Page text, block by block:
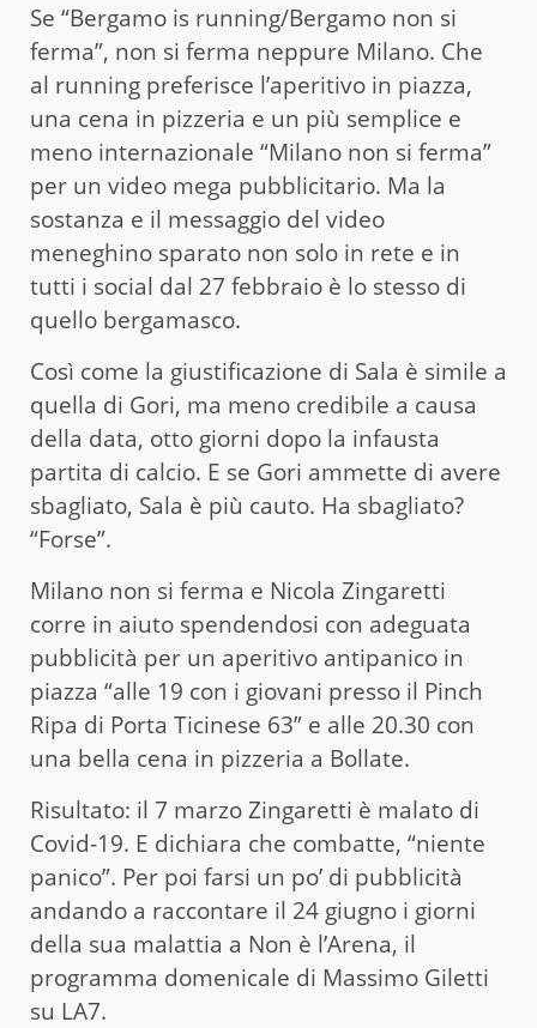
Se “Bergamo is running/Bergamo non si
ferma”, non si ferma neppure Milano. Che
al running preferisce l’aperitivo in piazza,
una cena in pizzeria e un più semplice e
meno internazionale “Milano non si ferma”
per un video mega pubblicitario. Ma la
sostanza e il messaggio del video
meneghino sparato non solo in rete e in
tutti i social dal 27 febbraio è lo stesso di
quello bergamasco.
Così come la giustificazione di Sala è simile a
quella di Gori, ma meno credibile a causa
della data, otto giorni dopo la infausta
partita di calcio. E se Gori ammette di avere
sbagliato, Sala è più cauto. Ha sbagliato?
“Forse”.
Milano non si ferma e Nicola Zingaretti
corre in aiuto spendendosi con adeguata
pubblicità per un aperitivo antipanico in
piazza “alle 19 con i giovani presso il Pinch
Ripa di Porta Ticinese 63” e alle 20.30 con
una bella cena in pizzeria a Bollate.
Risultato: il 7 marzo Zingaretti è malato di
Covid-19. E dichiara che combatte, “niente
panico”. Per poi farsi un po’ di pubblicità
andando a raccontare il 24 giugno i giorni
della sua malattia a Non è l’Arena, il
programma domenicale di Massimo Giletti
su LA7.